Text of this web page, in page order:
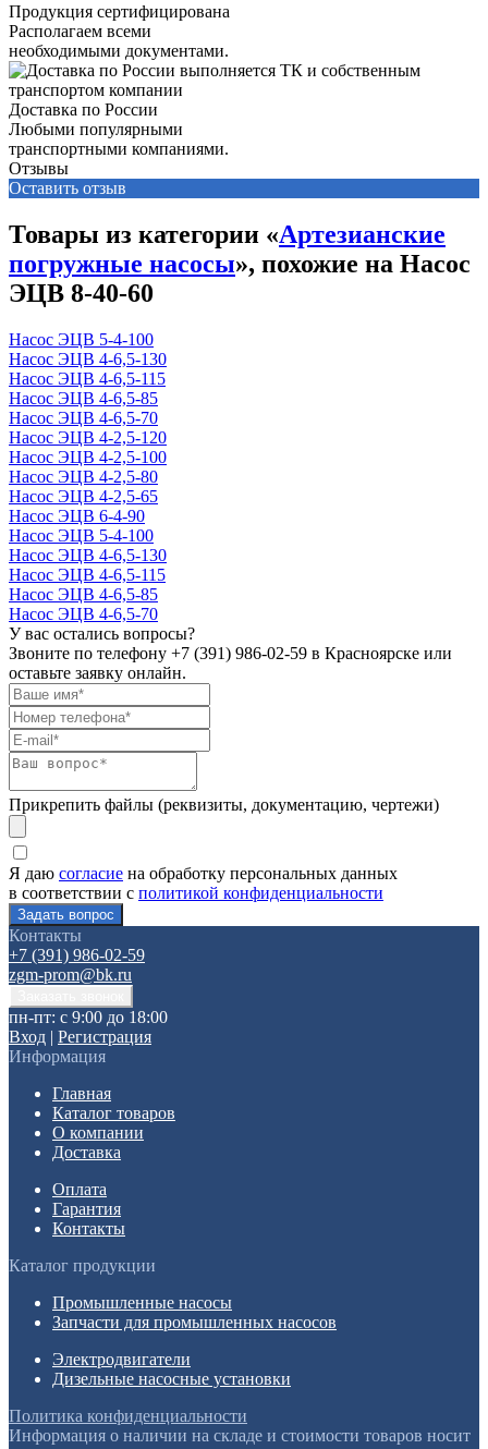
Продукция сертифицирована
Располагаем всеми
необходимыми документами.
Доставка по России
Любыми популярными
транспортными компаниями.
Отзывы
Оставить отзыв
Товары из категории «Артезианские
погружные насосы», похожие на Насос
ЭЦВ 8-40-60
Насос ЭЦВ 5-4-100
Насос ЭЦВ 4-6,5-130
Насос ЭЦВ 4-6,5-115
Насос ЭЦВ 4-6,5-85
Насос ЭЦВ 4-6,5-70
Насос ЭЦВ 4-2,5-120
Насос ЭЦВ 4-2,5-100
Насос ЭЦВ 4-2,5-80
Насос ЭЦВ 4-2,5-65
Насос ЭЦВ 6-4-90
Насос ЭЦВ 5-4-100
Насос ЭЦВ 4-6,5-130
Насос ЭЦВ 4-6,5-115
Насос ЭЦВ 4-6,5-85
Насос ЭЦВ 4-6,5-70
У вас остались вопросы?
Звоните по телефону +7 (391) 986-02-59 в Красноярске или
оставьте заявку онлайн.
Прикрепить файлы (реквизиты, документацию, чертежи)
Я даю согласие на обработку персональных данных
в соответствии с политикой конфиденциальности
Контакты
+7 (391) 986-02-59
zgm-prom@bk.ru
пн-пт: с 9:00 до 18:00
Вход | Регистрация
Информация
Главная
Каталог товаров
О компании
Доставка
Оплата
Гарантия
Контакты
Каталог продукции
Промышленные насосы
Запчасти для промышленных насосов
Электродвигатели
Дизельные насосные установки
Политика конфиденциальности
Информация о наличии на складе и стоимости товаров носит